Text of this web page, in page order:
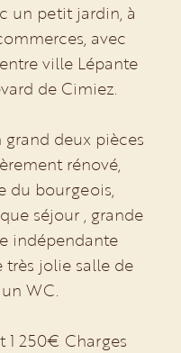
un petit jardin, à
avec
ville Lépante
de Cimiez.
deux pièces
rénové,
du bourgeois,
séjour , grande
indépendante
très jolie salle de
WC.
1 250€ Charges